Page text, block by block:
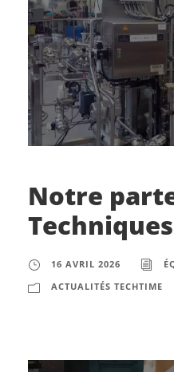
Notre
16 AVRIL 2026
ACTUALITÉS TECHTIME